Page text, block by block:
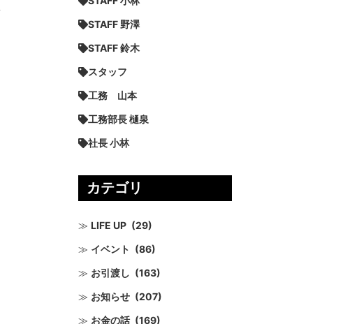
STAFF 野澤
STAFF 鈴木
スタッフ
工務 山本
工務部長 樋泉
社長 小林
カテゴリ
LIFE UP (29)
イベント (86)
お引渡し (163)
お知らせ (207)
お金の話 (169)